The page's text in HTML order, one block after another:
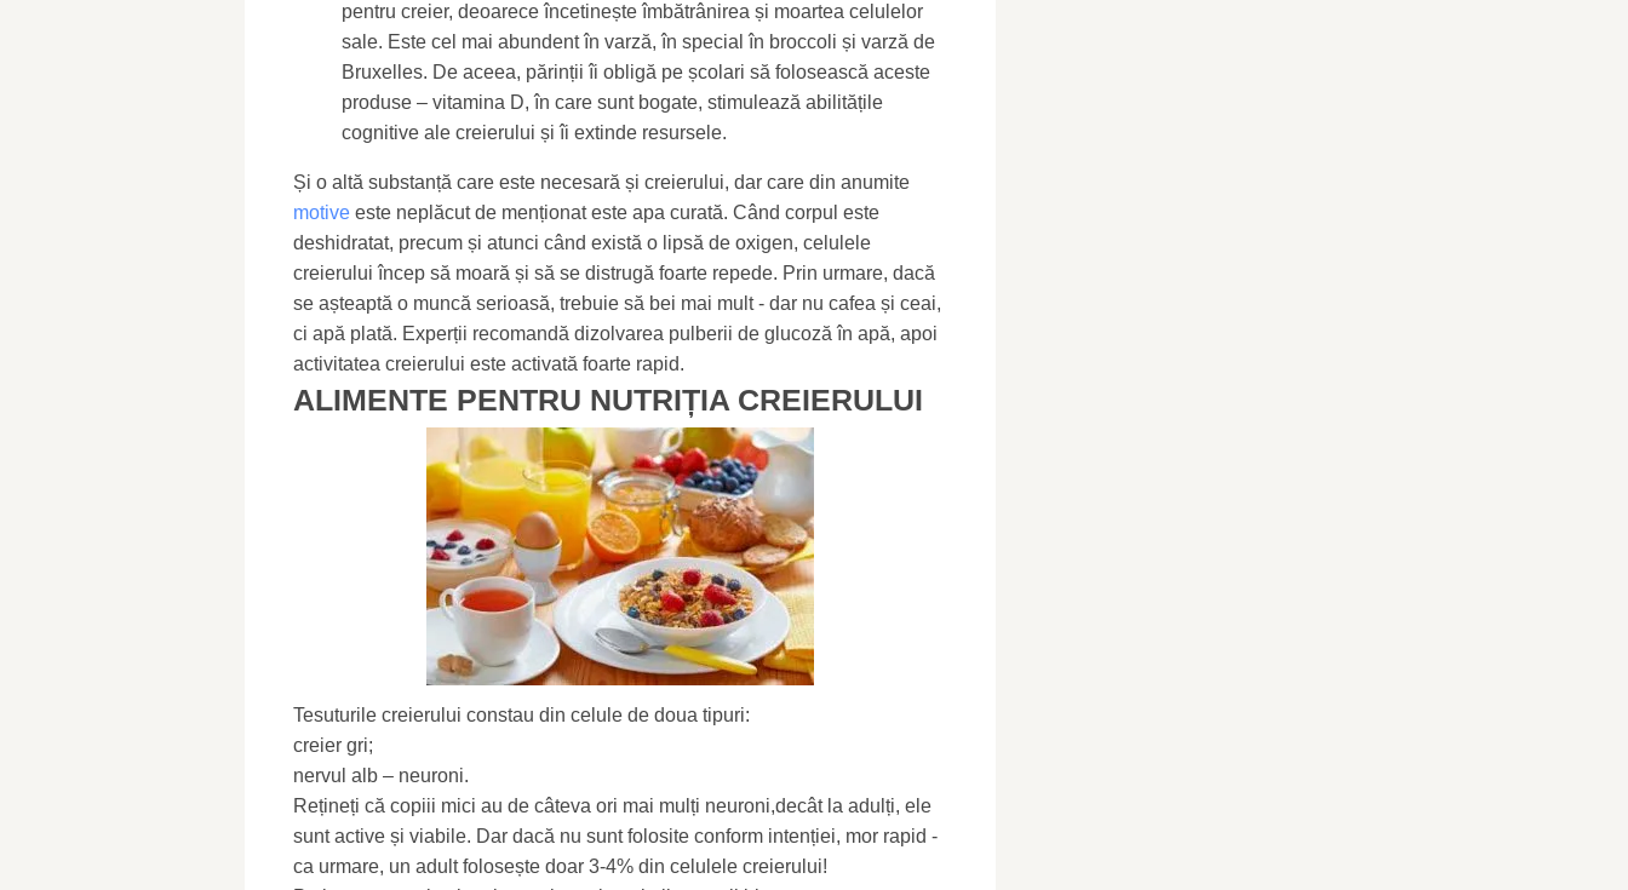
pentru creier, deoarece încetinește îmbătrânirea și moartea celulelor
sale. Este cel mai abundent în varză, în special în broccoli și varză de
Bruxelles. De aceea, părinții îi obligă pe școlari să folosească aceste
produse – vitamina D, în care sunt bogate, stimulează abilitățile
cognitive ale creierului și îi extinde resursele.
Și o altă substanță care este necesară și creierului, dar care din anumite
motive este neplăcut de menționat este apa curată. Când corpul este
deshidratat, precum și atunci când există o lipsă de oxigen, celulele
creierului încep să moară și să se distrugă foarte repede. Prin urmare, dacă
se așteaptă o muncă serioasă, trebuie să bei mai mult - dar nu cafea și ceai,
ci apă plată. Experții recomandă dizolvarea pulberii de glucoză în apă, apoi
activitatea creierului este activată foarte rapid.
ALIMENTE PENTRU NUTRIȚIA CREIERULUI
Tesuturile creierului constau din celule de doua tipuri:
creier gri;
nervul alb – neuroni.
Rețineți că copiii mici au de câteva ori mai mulți neuroni,decât la adulți, ele
sunt active și viabile. Dar dacă nu sunt folosite conform intenției, mor rapid -
ca urmare, un adult folosește doar 3-4% din celulele creierului!